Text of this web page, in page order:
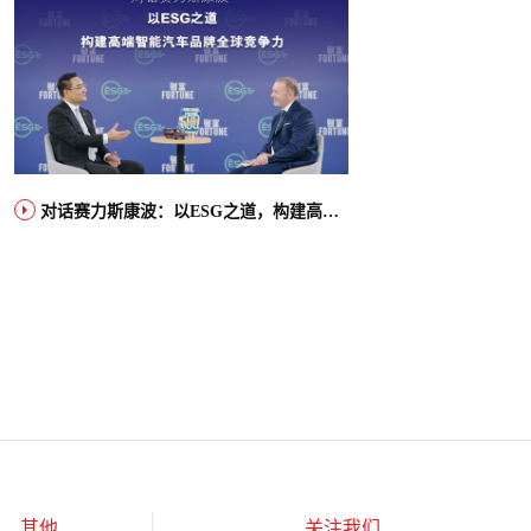
对话赛力斯康波：以ESG之道，构建高端智能汽车品牌全球竞争力